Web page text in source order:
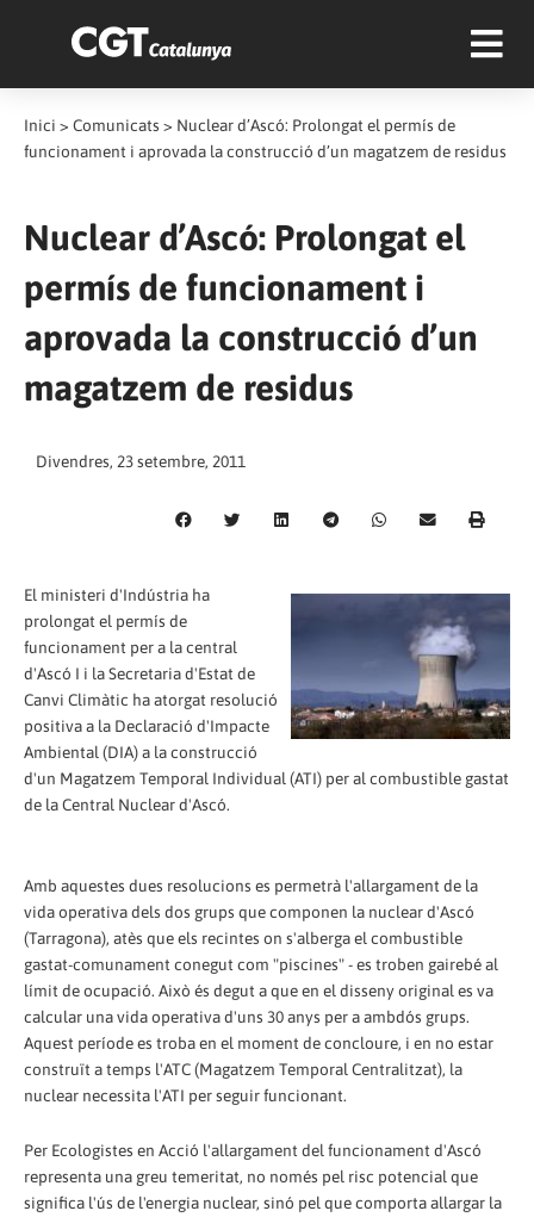
Inici > Comunicats > Nuclear d’Ascó: Prolongat el permís de
funcionament i aprovada la construcció d’un magatzem de residus
Nuclear d’Ascó: Prolongat el
permís de funcionament i
aprovada la construcció d’un
magatzem de residus
Divendres, 23 setembre, 2011
El ministeri d'Indústria ha
prolongat el permís de
funcionament per a la central
d'Ascó I i la Secretaria d'Estat de
Canvi Climàtic ha atorgat resolució
positiva a la Declaració d'Impacte
Ambiental (DIA) a la construcció
d'un Magatzem Temporal Individual (ATI) per al combustible gastat
de la Central Nuclear d'Ascó.
Amb aquestes dues resolucions es permetrà l'allargament de la
vida operativa dels dos grups que componen la nuclear d'Ascó
(Tarragona), atès que els recintes on s'alberga el combustible
gastat-comunament conegut com "piscines" - es troben gairebé al
límit de ocupació. Això és degut a que en el disseny original es va
calcular una vida operativa d'uns 30 anys per a ambdós grups.
Aquest període es troba en el moment de concloure, i en no estar
construït a temps l'ATC (Magatzem Temporal Centralitzat), la
nuclear necessita l'ATI per seguir funcionant.
Per Ecologistes en Acció l'allargament del funcionament d'Ascó
representa una greu temeritat, no només pel risc potencial que
significa l'ús de l'energia nuclear, sinó pel que comporta allargar la